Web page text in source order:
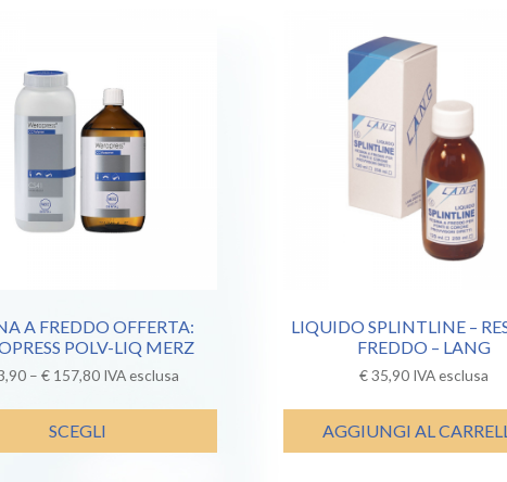
A FREDDO OFFERTA:
POLV-LIQ MERZ
– €157,80 IVA esclusa
SCEGLI
LIQUIDO SPLINTLINE –
FREDDO – LANG
€35,90 IVA esclusa
AGGIUNGI AL